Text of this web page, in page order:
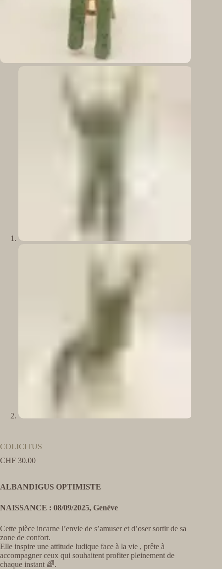
COLICITUS
CHF 30.00
ALBANDIGUS OPTIMISTE
NAISSANCE : 08/09/2025, Genève
Cette pièce incarne l’envie de s’amuser et d’oser sortir de sa
zone de confort.
Elle inspire une attitude ludique face à la vie , prête à
accompagner ceux qui souhaitent profiter pleinement de
chaque instant 🌈.